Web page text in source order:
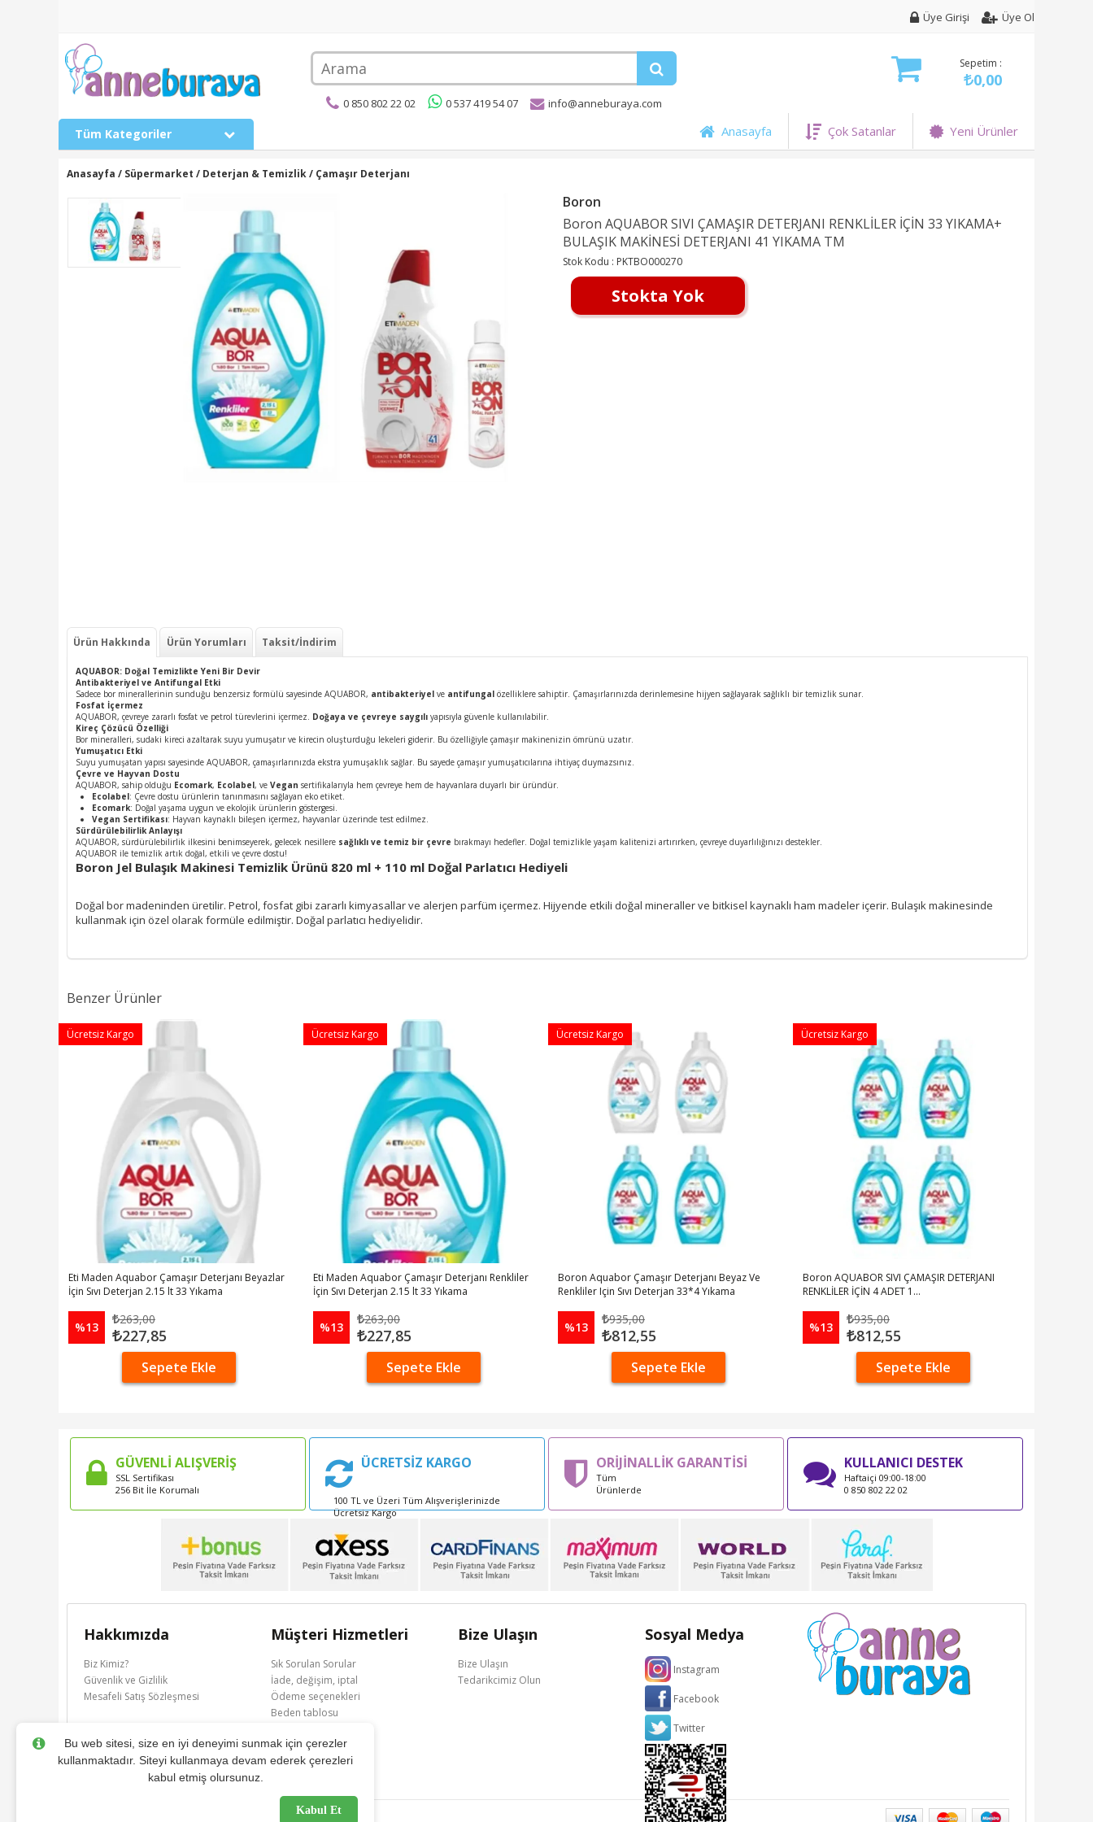
Üye Girişi Üye Ol
0 850 802 22 02 0 537 419 54 07 info@anneburaya.com
Sepetim :
0,00
Tüm Kategoriler Anasayfa Çok Satanlar Yeni Ürünler
Anasayfa / Süpermarket / Deterjan & Temizlik/ Çamaşır Deterjanı
Boron
Boron AQUABOR SIVI ÇAMAŞIR DETERJANI RENKLİLER İÇİN 33 YIKAMA+
BULAŞIK MAKİNESİ DETERJANI 41 YIKAMA TM
Stok Kodu : PKTBO000270
Stokta Yok
Ürün Hakkında Ürün Yorumları Taksit/İndirim
AQUABOR: Doğal Temizlikte Yeni Bir Devir
Antibakteriyel ve Antifungal Etki
Sadece bor minerallerinin sunduğu benzersiz formülü sayesinde AQUABOR, antibakteriyel ve antifungal özelliklere sahiptir. Çamaşırlarınızda derinlemesine hijyen sağlayarak sağlıklı bir temizlik sunar.
Fosfat İçermez
AQUABOR, çevreye zararlı fosfat ve petrol türevlerini içermez. Doğaya ve çevreye saygılı yapısıyla güvenle kullanılabilir.
Kireç Çözücü Özelliği
Bor mineralleri, sudaki kireci azaltarak suyu yumuşatır ve kirecin oluşturduğu lekeleri giderir. Bu özelliğiyle çamaşır makinenizin ömrünü uzatır.
Yumuşatıcı Etki
Suyu yumuşatan yapısı sayesinde AQUABOR, çamaşırlarınızda ekstra yumuşaklık sağlar. Bu sayede çamaşır yumuşatıcılarına ihtiyaç duymazsınız.
Çevre ve Hayvan Dostu
AQUABOR, sahip olduğu Ecomark, Ecolabel, ve Vegan sertifikalarıyla hem çevreye hem de hayvanlara duyarlı bir üründür.
Ecolabel: Çevre dostu ürünlerin tanınmasını sağlayan eko etiket.
Ecomark: Doğal yaşama uygun ve ekolojik ürünlerin göstergesi.
Vegan Sertifikası: Hayvan kaynaklı bileşen içermez, hayvanlar üzerinde test edilmez.
Sürdürülebilirlik Anlayışı
AQUABOR, sürdürülebilirlik ilkesini benimseyerek, gelecek nesillere sağlıklı ve temiz bir çevre bırakmayı hedefler. Doğal temizlikle yaşam kalitenizi artırırken, çevreye duyarlılığınızı destekler.
AQUABOR ile temizlik artık doğal, etkili ve çevre dostu!
Boron Jel Bulaşık Makinesi Temizlik Ürünü 820 ml + 110 ml Doğal Parlatıcı Hediyeli
Doğal bor madeninden üretilir. Petrol, fosfat gibi zararlı kimyasallar ve alerjen parfüm içermez. Hijyende etkili doğal mineraller ve bitkisel kaynaklı ham madeler içerir. Bulaşık makinesinde
kullanmak için özel olarak formüle edilmiştir. Doğal parlatıcı hediyelidir.
Benzer Ürünler
Ücretsiz Kargo
Eti Maden Aquabor Çamaşır Deterjanı Beyazlar
İçin Sıvı Deterjan 2.15 lt 33 Yıkama
%13
263,00
227,85
Sepete Ekle
Ücretsiz Kargo
Eti Maden Aquabor Çamaşır Deterjanı Renkliler
İçin Sıvı Deterjan 2.15 lt 33 Yıkama
%13
263,00
227,85
Sepete Ekle
Ücretsiz Kargo
Boron Aquabor Çamaşır Deterjanı Beyaz Ve
Renkliler Için Sıvı Deterjan 33*4 Yıkama
%13
935,00
812,55
Sepete Ekle
Ücretsiz Kargo
Boron AQUABOR SIVI ÇAMAŞIR DETERJANI
RENKLİLER İÇİN 4 ADET 1...
%13
935,00
812,55
Sepete Ekle
GÜVENLİ ALIŞVERİŞ
SSL Sertifikası
256 Bit İle Korumalı
ÜCRETSİZ KARGO
100 TL ve Üzeri Tüm Alışverişlerinizde
Ücretsiz Kargo
ORİJİNALLİK GARANTİSİ
Tüm
Ürünlerde
KULLANICI DESTEK
Haftaiçi 09:00-18:00
0 850 802 22 02
Hakkımızda
Biz Kimiz?
Güvenlik ve Gizlilik
Mesafeli Satış Sözleşmesi
Müşteri Hizmetleri
Sık Sorulan Sorular
İade, değişim, iptal
Ödeme seçenekleri
Beden tablosu
Bize Ulaşın
Bize Ulaşın
Tedarikcimiz Olun
Sosyal Medya
Instagram
Facebook
Twitter
Bu web sitesi, size en iyi deneyimi sunmak için çerezler
kullanmaktadır. Siteyi kullanmaya devam ederek çerezleri
kabul etmiş olursunuz.
Kabul Et